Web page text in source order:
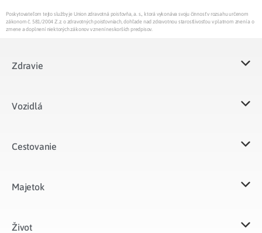
Poskytovateľom tejto služby je Union zdravotná poisťovňa, a. s., ktorá vykonáva svoju činnosť v rozsahu určenom
zákonom č. 581/2004 Z.z. o zdravotných poisťovniach, dohľade nad zdravotnou starostlivosťou v platnom znení a o
zmene a doplnení niektorých zákonov v znení neskorších predpisov.
Zdravie
Vozidlá​
Cestovanie
Majetok​
Život​